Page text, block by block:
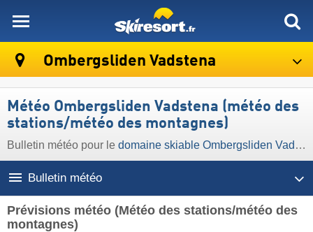
Ombergsliden Vadstena
Météo Ombergsliden Vadstena (météo des
stations/météo des montagnes)
Bulletin météo pour le domaine skiable Ombergsliden Vadstena
Bulletin météo
Prévisions météo (Météo des stations/météo des
montagnes)